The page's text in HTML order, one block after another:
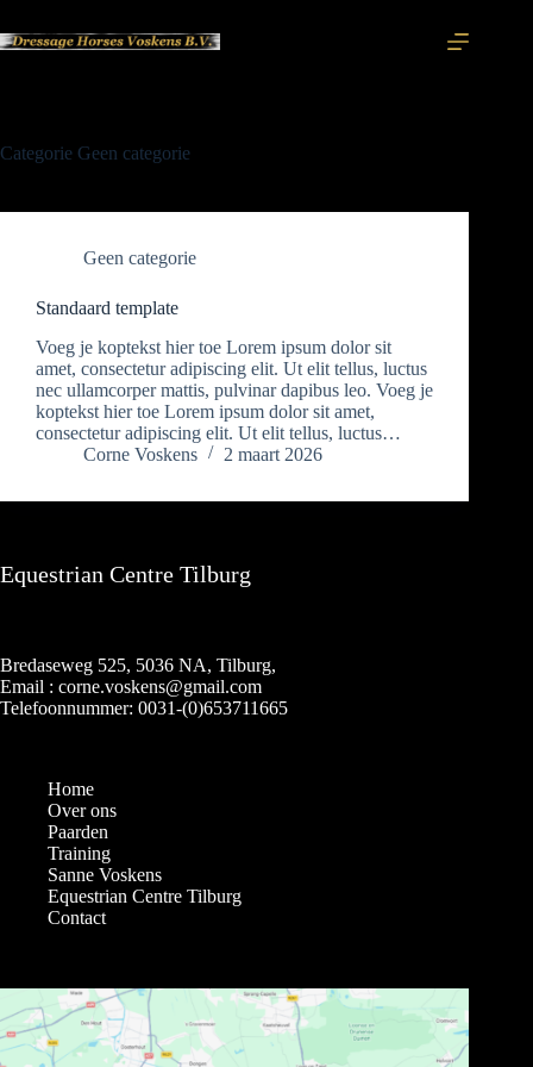
Categorie Geen categorie
Geen categorie
Standaard template
Voeg je koptekst hier toe Lorem ipsum dolor sit
amet, consectetur adipiscing elit. Ut elit tellus, luctus
nec ullamcorper mattis, pulvinar dapibus leo. Voeg je
koptekst hier toe Lorem ipsum dolor sit amet,
consectetur adipiscing elit. Ut elit tellus, luctus…
Corne Voskens
2 maart 2026
Equestrian Centre Tilburg
Bredaseweg 525, 5036 NA, Tilburg,
Email : corne.voskens@gmail.com
Telefoonnummer: 0031-(0)653711665
Home
Over ons
Paarden
Training
Sanne Voskens
Equestrian Centre Tilburg
Contact